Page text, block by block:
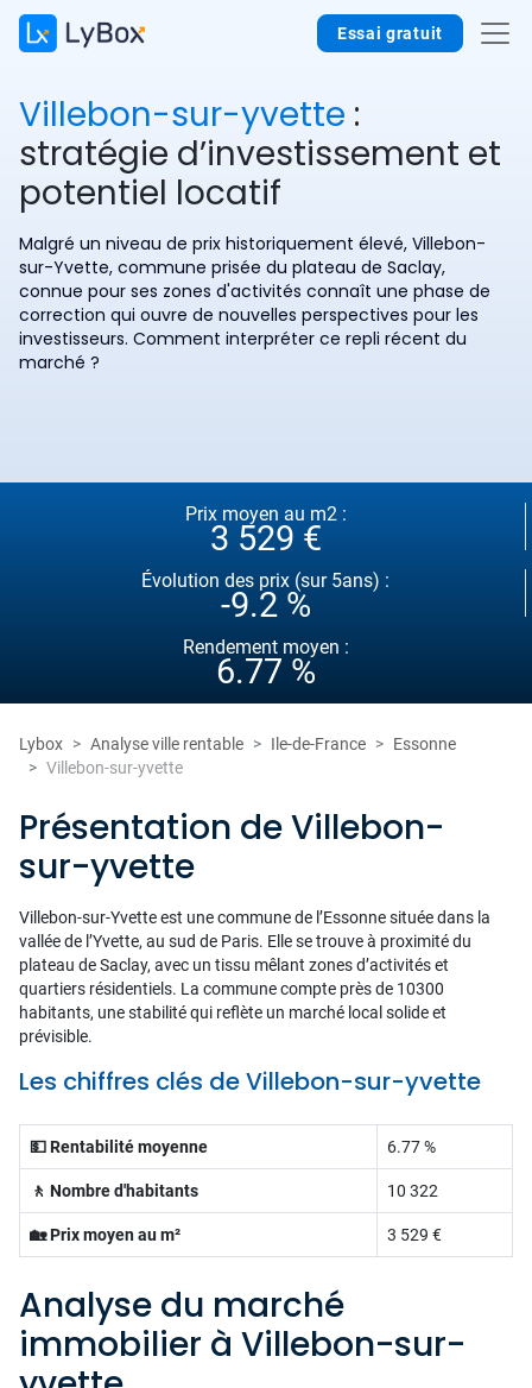
Essai gratuit
Villebon-sur-yvette :
stratégie d’investissement et
potentiel locatif
Malgré un niveau de prix historiquement élevé, Villebon-
sur-Yvette, commune prisée du plateau de Saclay,
connue pour ses zones d'activités connaît une phase de
correction qui ouvre de nouvelles perspectives pour les
investisseurs. Comment interpréter ce repli récent du
marché ?
Prix moyen au m2 :
3 529 €
Évolution des prix (sur 5ans) :
-9.2 %
Rendement moyen :
6.77 %
Lybox Analyse ville rentable Ile-de-France
Essonne
Villebon-sur-yvette
Présentation de Villebon-
sur-yvette
Villebon-sur-Yvette est une commune de l’Essonne située dans la
vallée de l’Yvette, au sud de Paris. Elle se trouve à proximité du
plateau de Saclay, avec un tissu mêlant zones d’activités et
quartiers résidentiels. La commune compte près de 10300
habitants, une stabilité qui reflète un marché local solide et
prévisible.
Les chiffres clés de Villebon-sur-yvette
💵 Rentabilité moyenne 6.77 %
🚶 Nombre d'habitants 10 322
🏡 Prix moyen au m² 3 529 €
Analyse du marché
immobilier à Villebon-sur-